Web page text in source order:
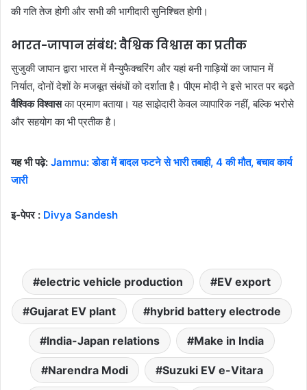
की गति तेज होगी और सभी की भागीदारी सुनिश्चित होगी।
भारत-जापान संबंध: वैश्विक विश्वास का प्रतीक
सुजुकी जापान द्वारा भारत में मैन्युफैक्चरिंग और यहां बनी गाड़ियों का जापान में
निर्यात, दोनों देशों के मजबूत संबंधों को दर्शाता है। पीएम मोदी ने इसे भारत पर बढ़ते
वैश्विक विश्वासका प्रमाण बताया। यह साझेदारी केवल व्यापारिक नहीं, बल्कि भरोसे
और सहयोग का भी प्रतीक है।
यह भी पढ़े: Jammu: डोडा में बादल फटने से भारी तबाही, 4 की मौत, बचाव कार्य
जारी
इ-पेपर : Divya Sandesh
electric vehicle production EV export
Gujarat EV plant hybrid battery electrode
India-Japan relations Make in India
Narendra Modi Suzuki EV e-Vitara